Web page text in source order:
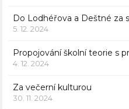
Do Lodhéřova a Deštné za
5. 12. 2024
Propojování školní teorie s
4. 12. 2024
Za večerní kulturou
30. 11. 2024